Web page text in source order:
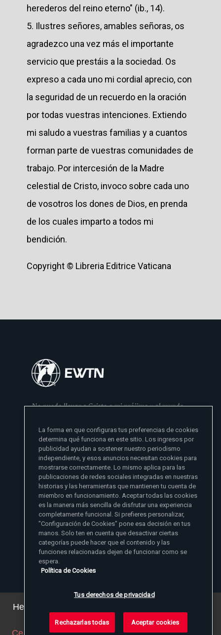
herederos del reino eterno" (ib., 14).
5. Ilustres señores, amables señoras, os
agradezco una vez más el importante
servicio que prestáis a la sociedad. Os
expreso a cada uno mi cordial aprecio, con
la seguridad de un recuerdo en la oración
por todas vuestras intenciones. Extiendo
mi saludo a vuestras familias y a cuantos
forman parte de vuestras comunidades de
trabajo. Por intercesión de la Madre
celestial de Cristo, invoco sobre cada uno
de vosotros los dones de Dios, en prenda
de los cuales imparto a todos mi
bendición.
Copyright © Libreria Editrice Vaticana
No puedo llevar a Cristo a mi prójimo y al mundo
- Madre Angelica
Sitios de noticias EWTN
Aci Prensa
ChurchPOP
Afiliados
English
España
Polska
Magyar
Más información
Madre Angelica
Sala de Prensa
Contacto
1-800-447-3986
EIN: 63-0801391
© 2026 EWTN Inc. Todos los derechos reservados.
Hemos actualizado nuestra política de privacidad.
Puede ver los detalles
aquí
Cerrar este aviso (ajustaremos su navegador para
La forma en que configuras tus preferencias de cookies
determina qué funciona en este sitio. Los ingresos por
publicidad ayudan a sostener nuestro periodismo
independiente, y esos anuncios necesitan cookies para
mostrarse correctamente. Lo mismo aplica para las
publicaciones de redes sociales integradas en nuestras
historias y las herramientas que mantienen tu cuenta de
miembro en funcionamiento. Aceptar todas las cookies
es la manera más sencilla de disfrutar una experiencia
completamente funcional. Si prefieres personalizar,
"Configuración de Cookies" pone esa decisión en tus
manos. Solo ten en cuenta que desactivar ciertas
categorías puede hacer que el contenido y las
funciones relacionadas dejen de funcionar como se
espera.
Política de Cookies
Tus derechos de privacidad
Rechazarlas todas Aceptar cookies